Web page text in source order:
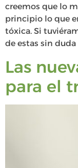
creemos que lo
principio lo que
tóxica. Si
de estas sin
Las
para el